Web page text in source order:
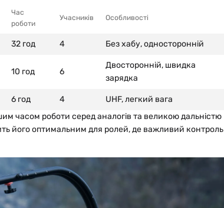
Час
роботи
Учасників Особливості
32 год 4 Без хабу, односторонній
10 год 6
Двосторонній, швидка
зарядка
6 год 4
UHF, легкий вага
часом роботи серед аналогів та великою дальністю
його оптимальним для ролей, де важливий контроль